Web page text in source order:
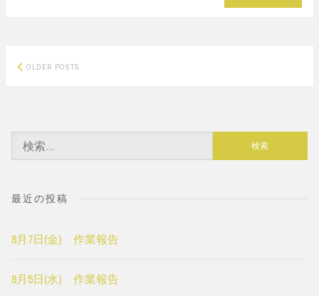
Posts
OLDER POSTS
索:
最近の投稿
8月7日(金) 作業報告
8月5日(水) 作業報告